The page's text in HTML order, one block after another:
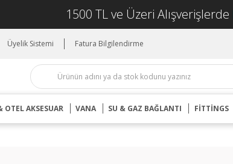
1500 TL ve Üzeri Alışverişlerde
Üyelik Sistemi Fatura Bilgilendirme
OTEL AKSESUAR VANA SU & GAZ BAĞLANTI FİTTİNGS